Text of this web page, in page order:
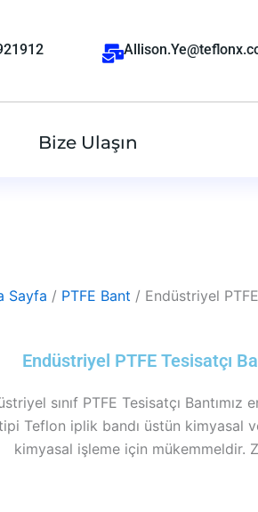
Bize Ulaşın
Sayfa / PTFE Bant / Endüstriyel
Endüstriyel PTFE Tesisatçı
sınıf PTFE Tesisatçı
Teflon iplik bandı üstün kimyasal
kimyasal işleme için mükemmeldir.